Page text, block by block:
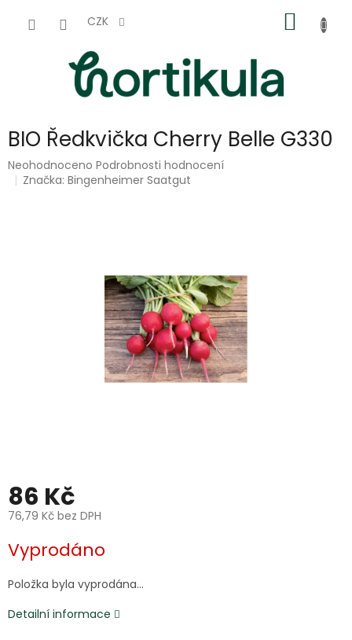
CZK
KOŠÍK
BIO Ředkvička Cherry Belle G330
Průměrné
hodnocení
Neohodnoceno Podrobnosti hodnocení
Značka:Bingenheimer Saatgut
86 Kč
76,79 Kč bez DPH
cena:
Vyprodáno
Položka byla vyprodána…
Detailní informace